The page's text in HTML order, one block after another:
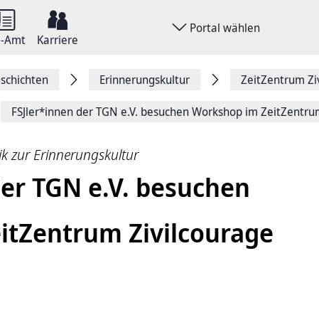
Amt Karriere
Portal wählen
Erinnerungskultur ZeitZentrum
FSJler*innen der TGN e.V. besuchen Workshop im
zur Erinnerungskultur
TGN e.V. besuchen
Zivilcourage